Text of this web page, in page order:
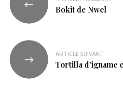
Bokit de Nwel
ARTICLE SUIVANT
Tortilla d’igname